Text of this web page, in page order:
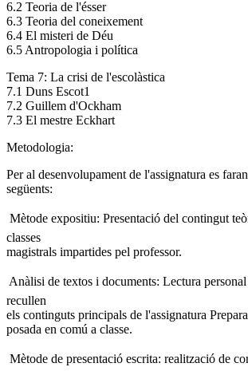
6.2 Teoria de l'ésser
6.3 Teoria del coneixement
6.4 El misteri de Déu
6.5 Antropologia i política
Tema 7: La crisi de l'escolàstica
7.1 Duns Escot1
7.2 Guillem d'Ockham
7.3 El mestre Eckhart
Metodologia:
Per al desenvolupament de l'assignatura es
següents:
 Mètode expositiu: Presentació del contingut
classes
magistrals impartides pel professor.
 Anàlisi de textos i documents: Lectura
recullen
els continguts principals de l'assignatura
posada en comú a classe.
 Mètode de presentació escrita: realització de